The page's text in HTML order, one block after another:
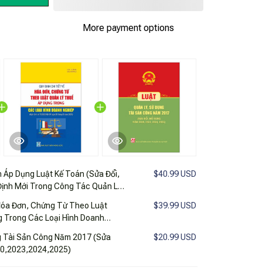
More payment options
Áp Dụng Luật Kế Toán (Sửa Đổi,
Mới Trong Công Tác Quản Lý
$40.99 USD
Đơn, Chứng Từ Theo Luật
Trong Các Loại Hình Doanh
$39.99 USD
Tài Sản Công Năm 2017 (Sửa
$20.99 USD